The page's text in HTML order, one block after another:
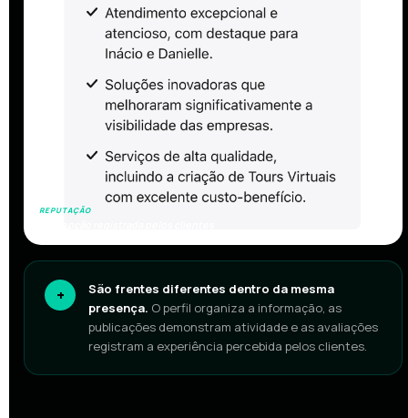
REPUTAÇÃO
+
São frentes diferentes dentro da mesma
presença. O perfil organiza a informação, as
publicações demonstram atividade e as avaliações
registram a experiência percebida pelos clientes.